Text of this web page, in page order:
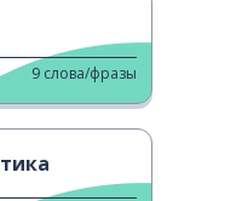
9 слова/фразы